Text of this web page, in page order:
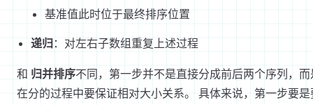
基准值此时位于最终排序位置
递归 ：对左右子数组重复上述过程
和 归并排序不同，第一步并不是直接分成前后两个序列，而
在分的过程中要保证相对大小关系。 具体来说，第一步要是